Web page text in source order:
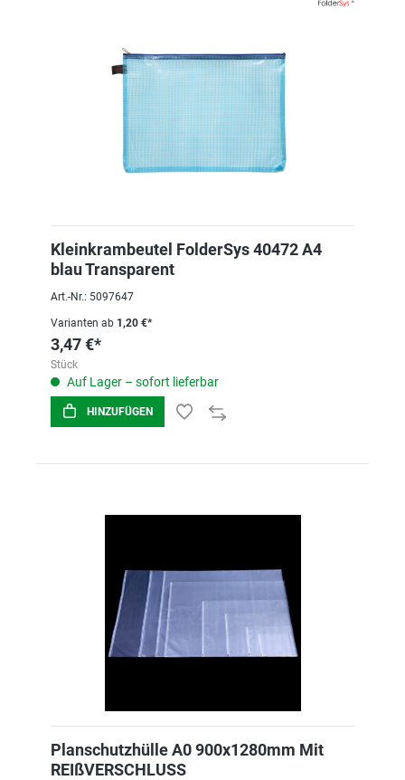
Kleinkrambeutel FolderSys 40472 A4
blau Transparent
Art.-Nr.: 5097647
Varianten ab 1,20 €*
3,47 €*
Stück
Auf Lager – sofort lieferbar
HINZUFÜGEN
Planschutzhülle A0 900x1280mm Mit
REIßVERSCHLUSS